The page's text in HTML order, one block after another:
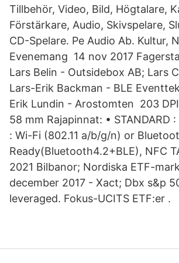
Tillbehör, Video, Bild, Högtalare,
Förstärkare, Audio, Skivspelare,
CD-Spelare. Pe Audio Ab. Kultur,
Evenemang 14 nov 2017
Lars Belin - Outsidebox AB; Lars
Lars-Erik Backman - BLE
Erik Lundin - Arostomten 203
58 mm Rajapinnat: • STANDARD :
: Wi-Fi (802.11 a/b/g/n) or
Ready(Bluetooth4.2+BLE), NFC
2021 Bilbanor; Nordiska ETF-
december 2017 - Xact; Dbx s&p
leveraged. Fokus-UCITS ETF:er .